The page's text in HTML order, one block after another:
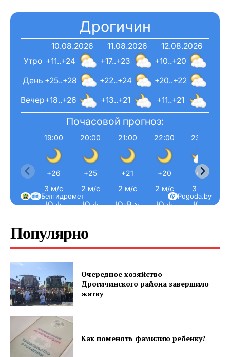
"Драгічынскі Веснік"
Дрогичин
10.08.2026
+11..+24
+25..+28
+18..+26
11.08.2026
+17..+23
+22..+24
+13..+21
12.08.2026
+10..+20
+20..+22
+11..+21
Вечер
День
Утро
Почасовой прогноз:
19:00
+26
3 м/с
Ю ↓
20:00
+25
2 м/с
Ю ↓
21:00
+21
2 м/с
Ю-В ↘
22:00
+20
2 м/с
Ю ↓
23:00
+19
3 м/с
Ю ↓
Pogoda.by
Белгидромет
Популярно
Очередное хозяйство
Дрогичинского района завершило
жатву
Как поменять фамилию ребенку?